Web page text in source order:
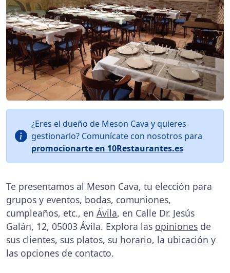
¿Eres el dueño de Meson Cava y quieres
gestionarlo? Comunícate con nosotros para
promocionarte en 10Restaurantes.es
Te presentamos al Meson Cava, tu elección para
grupos y eventos, bodas, comuniones,
cumpleaños, etc., en Ávila, en Calle Dr. Jesús
Galán, 12, 05003 Ávila. Explora las opiniones de
sus clientes, sus platos, su horario, la ubicación y
las opciones de contacto.